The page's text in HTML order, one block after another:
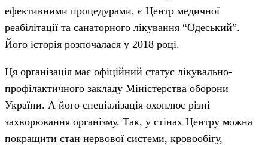
ефективними процедурами, є Центр медичної
реабілітації та санаторного лікування “Одеський”.
Його історія розпочалася у 2018 році.
Ця організація має офіційний статус лікувально-
профілактичного закладу Міністерства оборони
України. А його спеціалізація охоплює різні
захворювання організму. Так, у стінах Центру можна
покращити стан нервової системи, кровообігу,